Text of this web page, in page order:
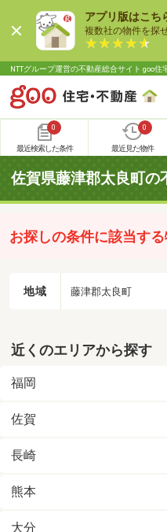
アプリ版はこち
複数社の物件を探
NTTグループ運営の不動産総合サイト goo住
0
最近検索した条件
0
最近見た物件
佐賀県藤津郡太良町の
お探しの条件に該当す
地域 藤津郡太良町
近くのエリアから探す
福岡
佐賀
長崎
熊本
大分